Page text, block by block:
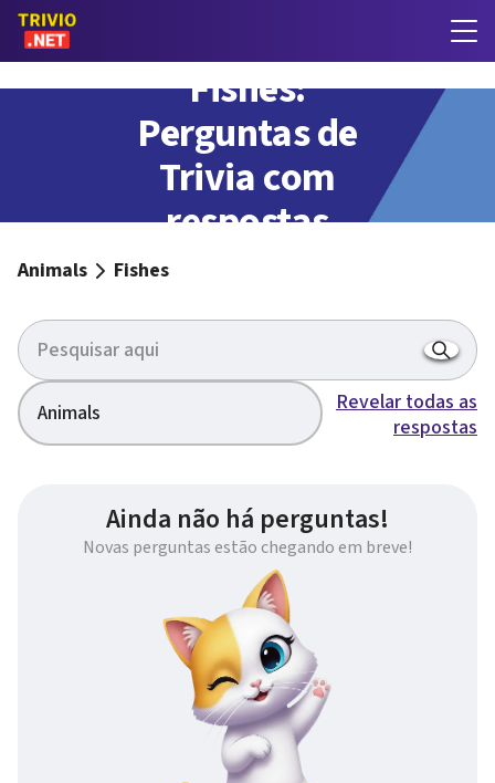
Fishes:
Perguntas de
Trivia com
respostas
Animals Fishes
Animals
Revelar todas as
respostas
Ainda não há perguntas!
Novas perguntas estão chegando em breve!